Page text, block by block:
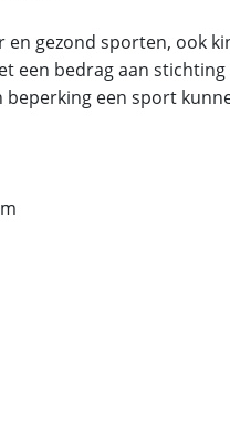
gezond sporten, ook
een bedrag aan stichting
beperking een sport